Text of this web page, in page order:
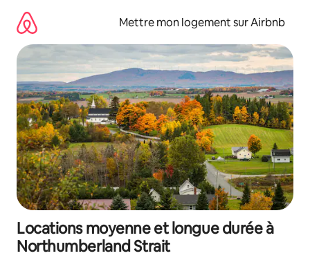
directement
contenu
Mettre mon logement sur Airbnb
Locations moyenne et longue durée à
Northumberland Strait